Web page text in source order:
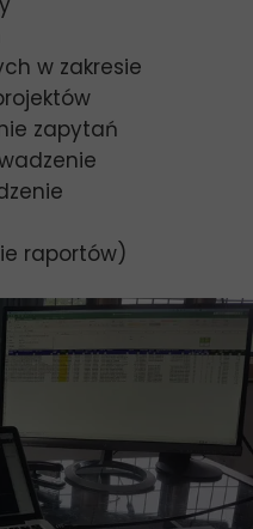
w zakresie
zapytań
raportów)